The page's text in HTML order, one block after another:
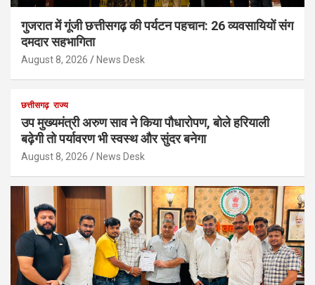
गुजरात में गूंजी छत्तीसगढ़ की पर्यटन पहचान: 26 व्यवसायियों संग
दमदार सहभागिता
August 8, 2026 News Desk
छत्तीसगढ़ राज्य
उप मुख्यमंत्री अरुण साव ने किया पौधारोपण, बोले हरियाली
बढ़ेगी तो पर्यावरण भी स्वस्थ और सुंदर बनेगा
August 8, 2026 News Desk